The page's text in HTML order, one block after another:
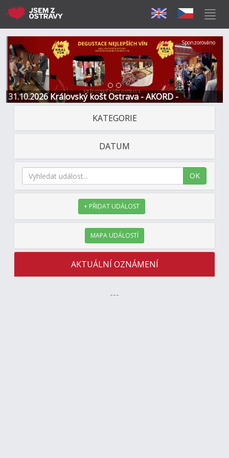
31.10.2026 Královský košt Ostrava - AKORD -
Restaurace a Hotel
Předchozí Další
Sponzorováno
KATEGORIE
DATUM
OK
+ PŘIDAT UDÁLOST
MAPA UDÁLOSTÍ
AKTUÁLNÍ OZNÁMENÍ
---